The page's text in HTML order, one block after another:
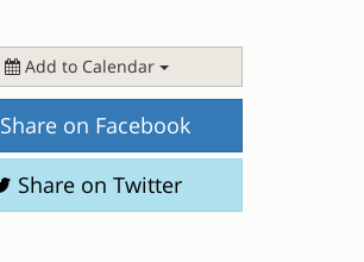
Add to Calendar
Share on Facebook
Share on Twitter